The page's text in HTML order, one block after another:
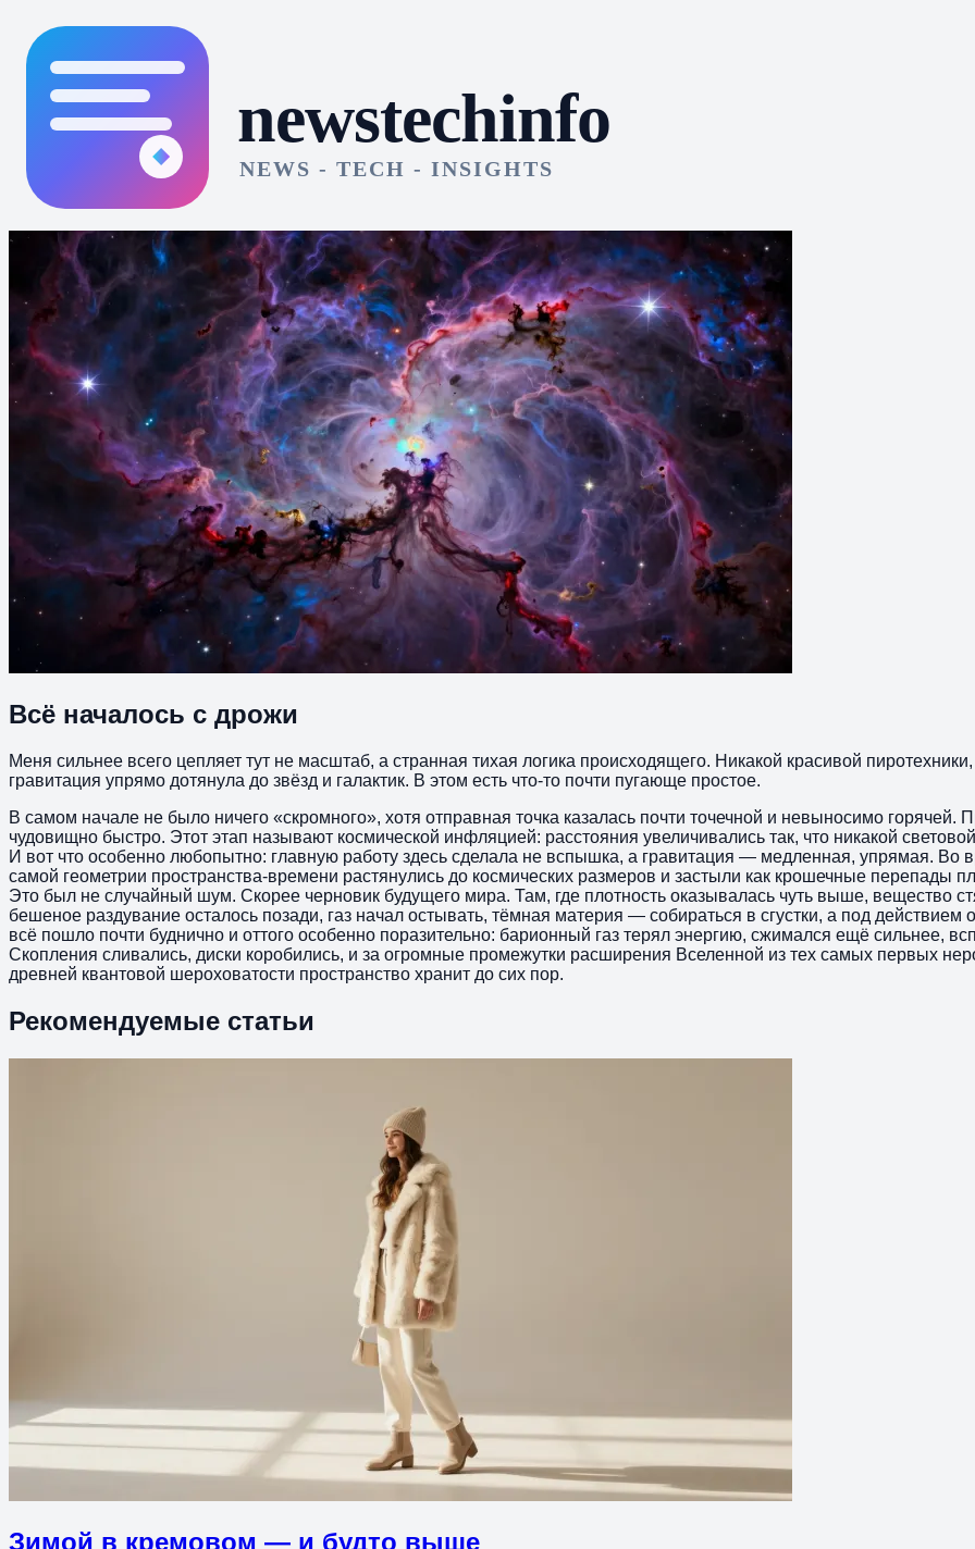
Всё началось с дрожи
Меня сильнее всего цепляет тут не масштаб, а странная тихая логика происходящего. Никакой красивой
гравитация упрямо дотянула до звёзд и галактик. В этом есть что-то почти пугающе простое.
В самом начале не было ничего «скромного», хотя отправная точка казалась почти точечной и невыносимо горячей.
чудовищно быстро. Этот этап называют космической инфляцией: расстояния увеличивались так, что никакой
И вот что особенно любопытно: главную работу здесь сделала не вспышка, а гравитация — медленная, упрямая. Во
самой геометрии пространства-времени растянулись до космических размеров и застыли как крошечные перепады
Это был не случайный шум. Скорее черновик будущего мира. Там, где плотность оказывалась чуть выше, вещество
бешеное раздувание осталось позади, газ начал остывать, тёмная материя — собираться в сгустки, а под
всё пошло почти буднично и оттого особенно поразительно: барионный газ терял энергию, сжимался ещё сильнее,
Скопления сливались, диски коробились, и за огромные промежутки расширения Вселенной из тех самых первых
древней квантовой шероховатости пространство хранит до сих пор.
Рекомендуемые статьи
Зимой в кремовом — и будто выше